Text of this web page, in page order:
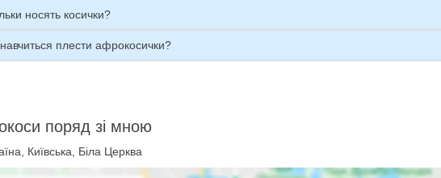
носять косички?
плести афрокосички?
поряд зі мною
Київська, Біла Церква